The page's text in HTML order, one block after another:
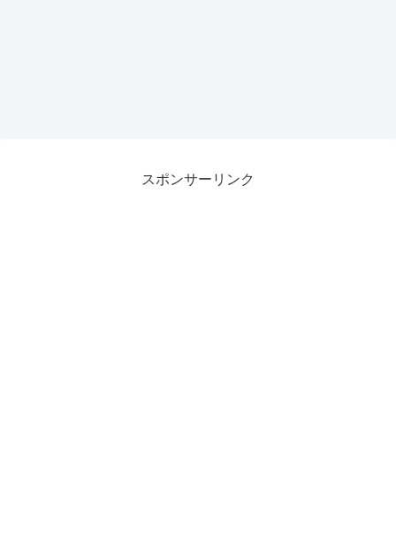
スポンサーリンク